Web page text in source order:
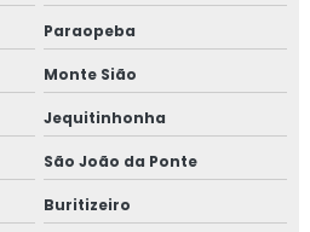
Paraopeba
Monte Sião
Jequitinhonha
São João da Ponte
Buritizeiro